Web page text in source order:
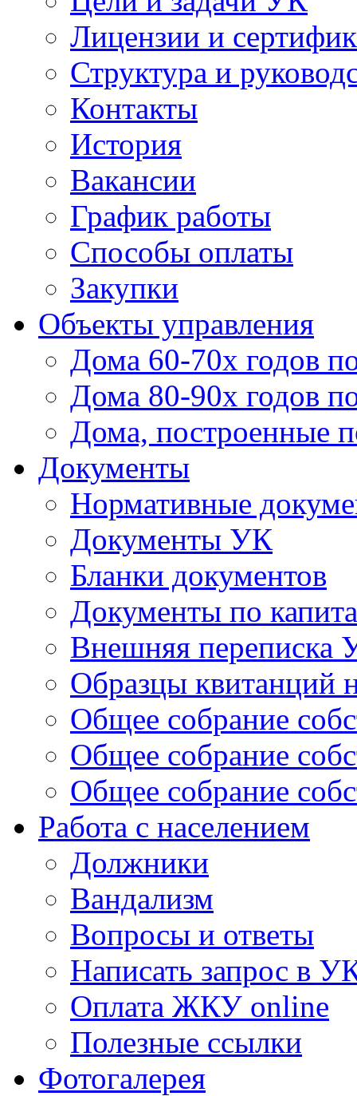
Лицензии и
Структура и
Контакты
История
Вакансии
График работы
Способы оплаты
Закупки
Объекты управления
Дома 60-70х годов
Дома 80-90х годов
Дома, построенные
Документы
Нормативные
Документы УК
Бланки документов
Документы по
Внешняя переписка
Образцы квитанций
Общее собрание
Общее собрание
Общее собрание
Работа с населением
Должники
Вандализм
Вопросы и ответы
Написать запрос в
Оплата ЖКУ online
Полезные ссылки
Фотогалерея